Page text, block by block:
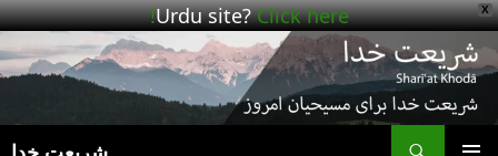
X
Urdu site?Click here!